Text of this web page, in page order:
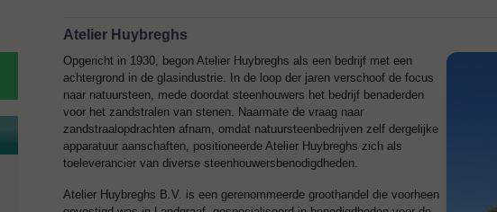
Atelier Huybreghs
Opgericht in 1930, begon Atelier Huybreghs als een bedrijf met een
achtergrond in de glasindustrie. In de loop der jaren verschoof de focus
naar natuursteen, mede doordat steenhouwers het bedrijf benaderden
voor het zandstralen van stenen. Naarmate de vraag naar
zandstraalopdrachten afnam, omdat natuursteenbedrijven zelf dergelijke
apparatuur aanschaften, positioneerde Atelier Huybreghs zich als
toeleverancier van diverse steenhouwersbenodigdheden.
Atelier Huybreghs B.V. is een gerenommeerde groothandel die voorheen